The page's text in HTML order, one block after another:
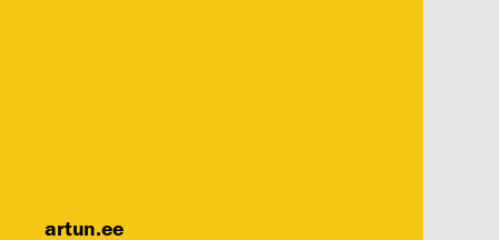
artun.ee